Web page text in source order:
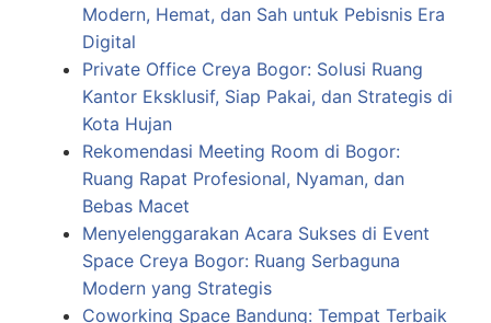
Modern, Hemat, dan Sah untuk Pebisnis Era
Digital
Private Office Creya Bogor: Solusi Ruang
Kantor Eksklusif, Siap Pakai, dan Strategis di
Kota Hujan
Rekomendasi Meeting Room di Bogor:
Ruang Rapat Profesional, Nyaman, dan
Bebas Macet
Menyelenggarakan Acara Sukses di Event
Space Creya Bogor: Ruang Serbaguna
Modern yang Strategis
Coworking Space Bandung: Tempat Terbaik